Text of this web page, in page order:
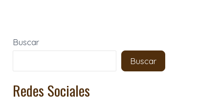
Buscar
Buscar
Redes Sociales